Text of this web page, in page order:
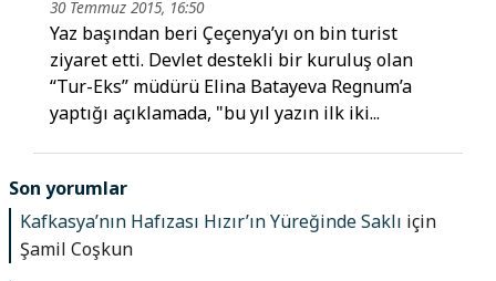
30 Temmuz 2015, 16:50
Yaz başından beri Çeçenya’yı on bin turist
ziyaret etti. Devlet destekli bir kuruluş olan
“Tur-Eks” müdürü Elina Batayeva Regnum’a
yaptığı açıklamada, "bu yıl yazın ilk iki...
Son yorumlar
Kafkasya’nın Hafızası Hızır’ın Yüreğinde Saklı için
Şamil Coşkun